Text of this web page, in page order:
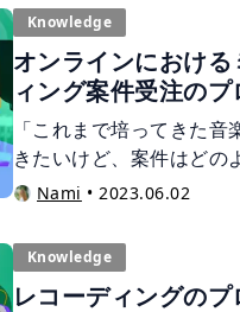
音楽の案件を獲得するた
します。
Knowledge
オンラインにおけ
ィング案件受注の
「これまで培ってきた
きたいけど、案件はどの
の方も多いのではないで
ロセスを解説します。 こ
お考えの方、必見です。
Nami •2023.06.02
Knowledge
レコーディングのプ